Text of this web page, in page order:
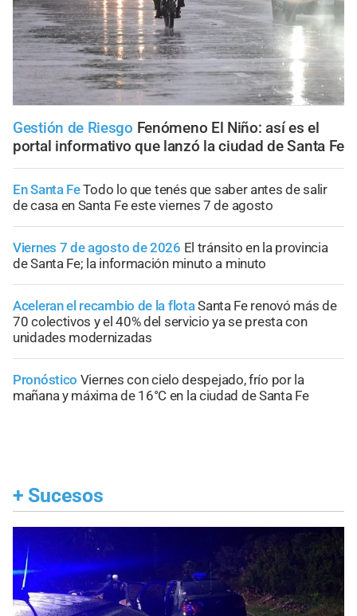
Gestión de Riesgo Fenómeno El Niño: así es el
portal informativo que lanzó la ciudad de Santa Fe
En Santa FeTodo lo que tenés que saber antes de salir
de casa en Santa Fe este viernes 7 de agosto
Viernes 7 de agosto de 2026 El tránsito en la provincia
de Santa Fe; la información minuto a minuto
Aceleran el recambio de la flotaSanta Fe renovó más de
70 colectivos y el 40% del servicio ya se presta con
unidades modernizadas
Pronóstico Viernes con cielo despejado, frío por la
mañana y máxima de 16°C en la ciudad de Santa Fe
+ Sucesos